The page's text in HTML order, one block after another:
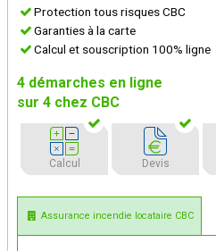
Protection tous risques CBC
Garanties à la carte
Calcul et souscription 100% ligne
4 démarches en ligne
sur 4 chez CBC
Calcul Devis
Assurance incendie locataire CBC